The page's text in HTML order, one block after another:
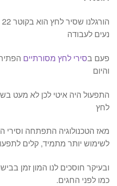
נעים לעבודה
פעם בסירי לחץ מסורתיים
והיום
התפעול היה איטי לכן לא מעט
לחץ
מאז הטכנולוגיה התפתחה וסירי
לשימוש יותר מתמיד, קלים
ובעיקר חוסכים לנו המון זמן
כמו לפני החגים.